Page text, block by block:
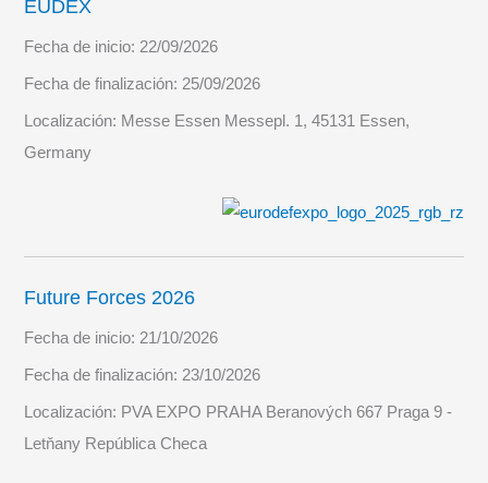
EUDEX
Fecha de inicio:22/09/2026
Fecha de finalización:25/09/2026
Localización: Messe Essen Messepl. 1, 45131 Essen,
Germany
Future Forces 2026
Fecha de inicio: 21/10/2026
Fecha de finalización: 23/10/2026
Localización: PVA EXPO PRAHA Beranových 667 Praga 9 -
Letňany República Checa